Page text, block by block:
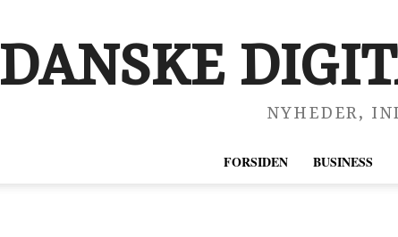
DANSKE
NYHEDER,
FORSIDEN BUSINESS